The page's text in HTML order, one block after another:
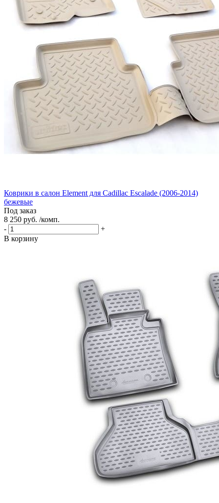
Коврики в салон Element для Cadillac Escalade (2006-2014)
бежевые
Под заказ
8 250 руб. /комп.
-
+
В корзину